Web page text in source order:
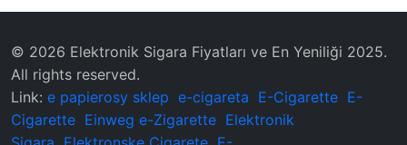
© 2026 Elektronik Sigara Fiyatları ve En Yeniliği 2025.
All rights reserved.
Link: e papierosy sklep e-cigareta E-Cigarette E-
Cigarette Einweg e-Zigarette Elektronik